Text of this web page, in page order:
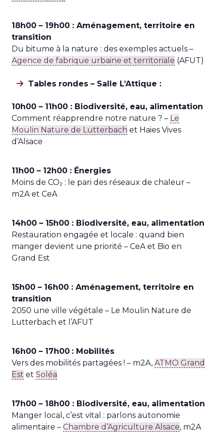
18h00 – 19h00 : Aménagement, territoire en
transition
Du bitume à la nature : des exemples actuels –
Agence de fabrique urbaine et territoriale (AFUT)
Tables rondes – Salle L’Attique :
10h00 – 11h00 : Biodiversité, eau, alimentation
Comment réapprendre notre nature ? – Le
Moulin Nature de Lutterbach et Haies Vives
d’Alsace
11h00 – 12h00 : Énergies
Moins de CO₂ : le pari des réseaux de chaleur –
m2A et CeA
14h00 – 15h00 : Biodiversité, eau, alimentation
Restauration engagée et locale : quand bien
manger devient une priorité – CeA et Bio en
Grand Est
15h00 – 16h00 : Aménagement, territoire en
transition
2050 une ville végétale – Le Moulin Nature de
Lutterbach et l’AFUT
16h00 – 17h00 : Mobilités
Vers des mobilités partagées ! – m2A, ATMO Grand
Est et Soléa
17h00 – 18h00 : Biodiversité, eau, alimentation
Manger local, c’est vital : parlons autonomie
alimentaire – Chambre d’Agriculture Alsace, m2A